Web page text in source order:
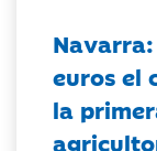
euros el
la